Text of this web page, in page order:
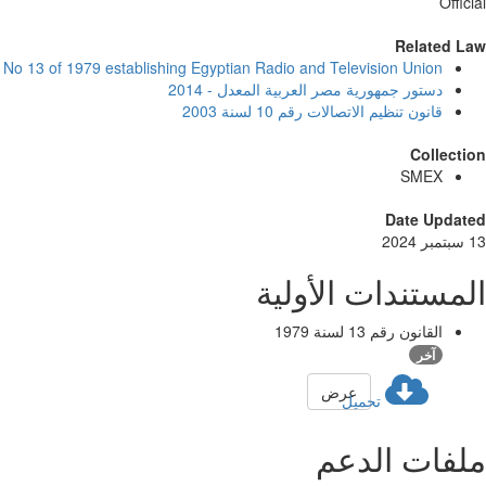
Related Law
13 of 1979 establishing Egyptian Radio and Television Union
دستور جمهورية مصر العربية المعدل - 2014
قانون تنظيم الاتصالات رقم 10 لسنة 2003
Collection
SMEX
Date Updated
13 سبتمبر 2024
المستندات الأولية
القانون رقم 13 لسنة 1979
آخر
تحميلعرض
ملفات الدعم